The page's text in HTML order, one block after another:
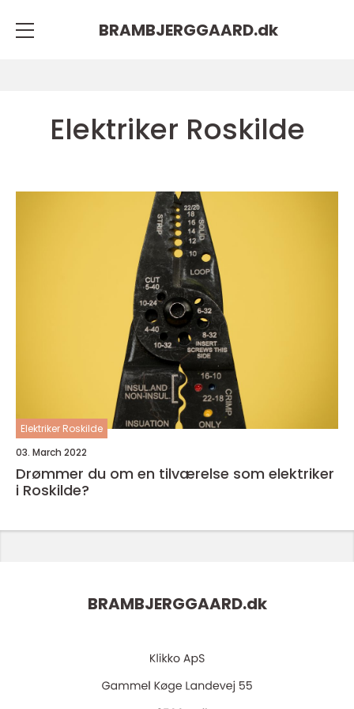
BRAMBJERGGAARD.dk
Elektriker Roskilde
Elektriker Roskilde
03. March 2022
Drømmer du om en tilværelse som elektriker
i Roskilde?
BRAMBJERGGAARD.dk